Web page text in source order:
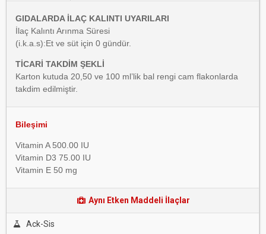
GIDALARDA İLAÇ KALINTI UYARILARI
İlaç Kalıntı Arınma Süresi
(i.k.a.s):Et ve süt için 0 gündür.
TİCARİ TAKDİM ŞEKLİ
Karton kutuda 20,50 ve 100 ml’lik bal rengi cam flakonlarda
takdim edilmiştir.
Bileşimi
Vitamin A 500.00 IU
Vitamin D3 75.00 IU
Vitamin E 50 mg
Aynı Etken Maddeli İlaçlar
Ack-Sis